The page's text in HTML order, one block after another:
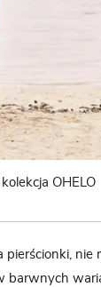
OHELO
nie
barwnych